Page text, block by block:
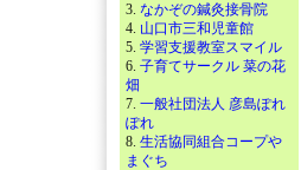
3. なかぞの鍼灸接骨院
4. 山口市三和児童館
5. 学習支援教室スマイル
6. 子育てサークル 菜の花
畑
7. 一般社団法人 彦島ぽれ
ぽれ
8. 生活協同組合コープや
まぐち